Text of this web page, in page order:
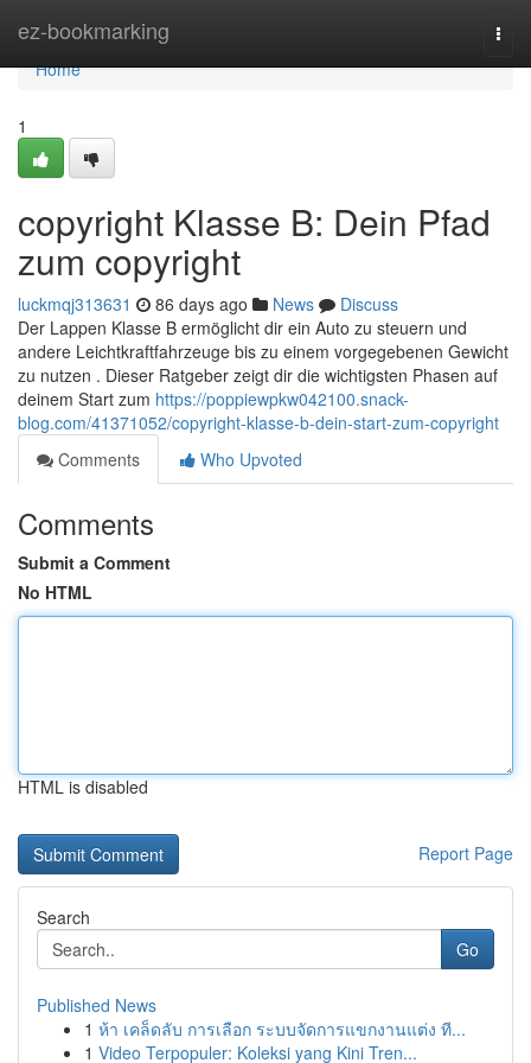
ez-bookmarking
Home
Home
1
copyright Klasse B: Dein Pfad
zum copyright
luckmqj313631 86 days ago News
Discuss
Der Lappen Klasse B ermöglicht dir ein Auto zu steuern und
andere Leichtkraftfahrzeuge bis zu einem vorgegebenen Gewicht
zu nutzen . Dieser Ratgeber zeigt dir die wichtigsten Phasen auf
deinem Start zum https://poppiewpkw042100.snack-
blog.com/41371052/copyright-klasse-b-dein-start-zum-copyright
Comments
Who Upvoted
Comments
Submit a Comment
No HTML
HTML is disabled
Report Page
Search
Go
Published News
1 ห้า เคล็ดลับ การเลือก ระบบจัดการแขกงานแต่ง ที...
1 Video Terpopuler: Koleksi yang Kini Tren...